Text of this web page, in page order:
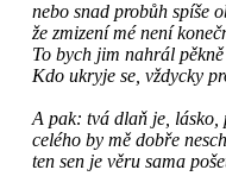
nebo snad probůh spíše
že zmizení mé není
To bych jim nahrál
Kdo ukryje se, vždycky
A pak: tvá dlaň je, lásko,
celého by mě dobře
ten sen je věru sama